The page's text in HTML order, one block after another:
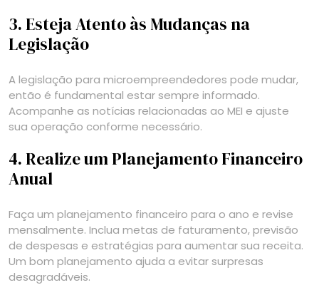
3. Esteja Atento às Mudanças na
Legislação
A legislação para microempreendedores pode mudar,
então é fundamental estar sempre informado.
Acompanhe as notícias relacionadas ao MEI e ajuste
sua operação conforme necessário.
4. Realize um Planejamento Financeiro
Anual
Faça um planejamento financeiro para o ano e revise
mensalmente. Inclua metas de faturamento, previsão
de despesas e estratégias para aumentar sua receita.
Um bom planejamento ajuda a evitar surpresas
desagradáveis.